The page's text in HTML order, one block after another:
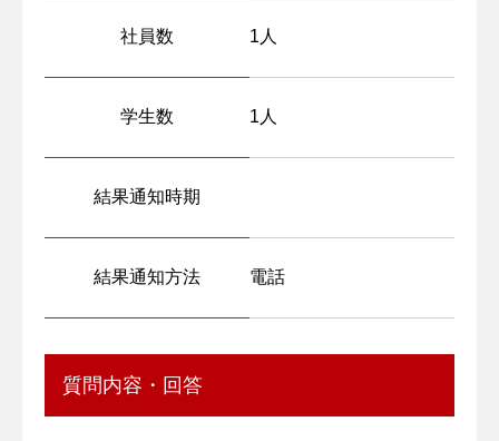
社員数 1人
学生数 1人
結果通知時期
結果通知方法 電話
質問内容・回答